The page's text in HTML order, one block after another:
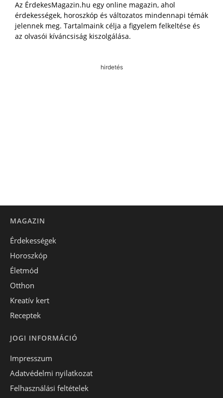
Az ÉrdekesMagazin.hu egy online magazin, ahol
érdekességek, horoszkóp és változatos mindennapi témák
jelennek meg. Tartalmaink célja a figyelem felkeltése és
az olvasói kíváncsiság kiszolgálása.
hirdetés
MAGAZIN
Érdekességek
Horoszkóp
Életmód
Otthon
Kreatív kert
Receptek
JOGI INFORMÁCIÓ
Impresszum
Adatvédelmi nyilatkozat
Felhasználási feltételek